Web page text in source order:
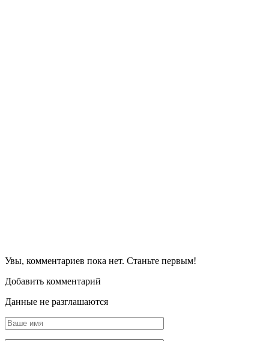
Увы, комментариев пока нет. Станьте первым!
Добавить комментарий
Данные не разглашаются